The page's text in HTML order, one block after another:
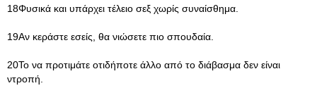
18Φυσικά και υπάρχει τέλειο σεξ χωρίς συναίσθημα.
19Αν κεράστε εσείς, θα νιώσετε πιο σπουδαία.
20Το να προτιμάτε οτιδήποτε άλλο από το διάβασμα δεν είναι
ντροπή.